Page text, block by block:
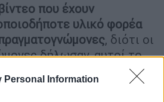
Personal Information
που έχουν
υλικό φορέα
, διότι οι
δήλωσαν, αυτοί το
πολλές πιέσεις στις 9
και άλλες